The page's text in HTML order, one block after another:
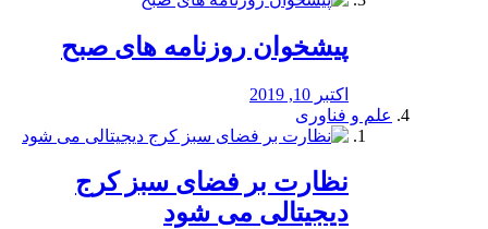
پیشخوان روزنامه های صبح
اکتبر 10, 2019
علم و فناوری
نظارت بر فضای سبز کرج
دیجیتالی می شود